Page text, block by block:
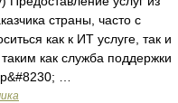
страны, часто с
как к ИТ услуге, так и
как служба поддержки
…